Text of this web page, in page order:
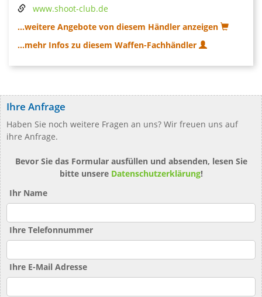
www.shoot-club.de
...weitere Angebote von diesem Händler anzeigen
...mehr Infos zu diesem Waffen-Fachhändler
Ihre Anfrage
Haben Sie noch weitere Fragen an uns? Wir freuen uns auf
ihre Anfrage.
Bevor Sie das Formular ausfüllen und absenden, lesen Sie
bitte unsere Datenschutzerklärung!
Ihr Name
Ihre Telefonnummer
Ihre E-Mail Adresse